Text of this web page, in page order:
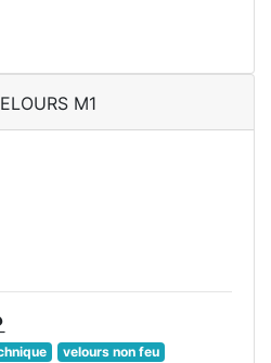
M1
velours non feu